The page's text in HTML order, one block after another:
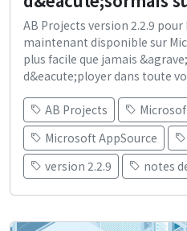
AB Projects version 2.2.9
maintenant disponible sur
plus facile que jamais
d&eacute;ployer dans toute
AB Projects
Microsoft AppSource
version 2.2.9
notes